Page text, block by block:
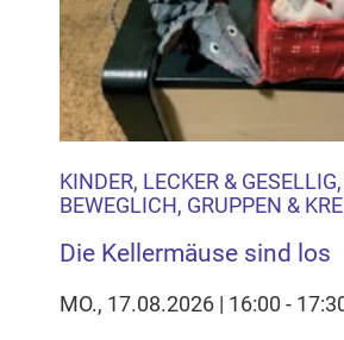
KINDER, LECKER &
BEWEGLICH, GRUPPEN &
Die Kellermäuse sind los
MO., 17.08.2026 | 16:00 -